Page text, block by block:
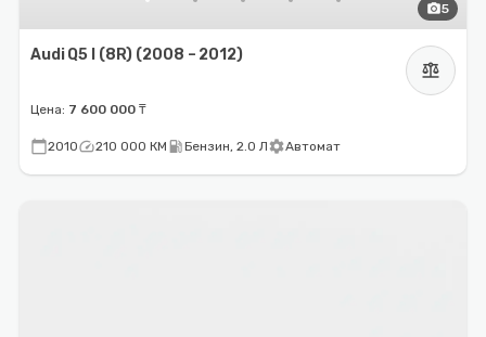
photo_camera5
Audi Q5 I (8R) (2008 – 2012)
balance
Цена: 7 600 000 ₸
calendar_today2010speed210 000 КМ local_gas_stationБензин, 2.0 ЛsettingsАвтомат